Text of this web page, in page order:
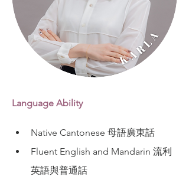
Language Ability
Native Cantonese 母語廣東話
Fluent English and Mandarin 流利
英語與普通話